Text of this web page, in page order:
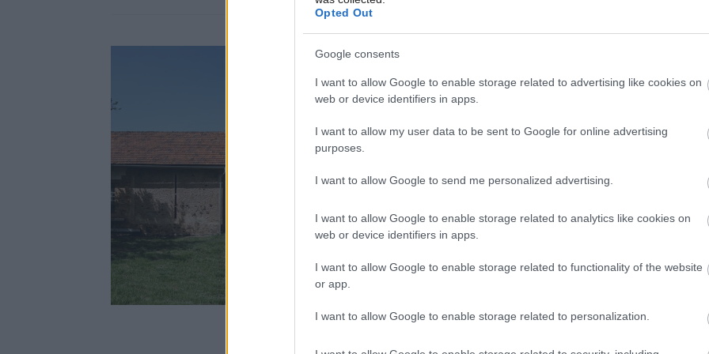
Opted Out
Google consents
I want to allow Google to enable storage related to advertising like cookies on
web or device identifiers in apps.
I want to allow my user data to be sent to Google for online advertising
purposes.
I want to allow Google to send me personalized advertising.
I want to allow Google to enable storage related to analytics like cookies on
web or device identifiers in apps.
I want to allow Google to enable storage related to functionality of the website
or app.
I want to allow Google to enable storage related to personalization.
Zo zvyškového dreva
si spravil aj nábytok.
Ako si architekt
premenil bývalú
papiereň a mlyn na
neobvyklé bývanie
rokoch čiastočne premenený na trvalé bývanie.